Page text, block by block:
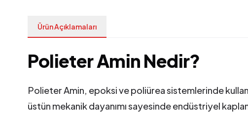
Ürün Açıklamaları
Polieter Amin Nedir?
Polieter Amin, epoksi ve poliürea sistemlerinde
üstün mekanik dayanımı sayesinde endüstriyel